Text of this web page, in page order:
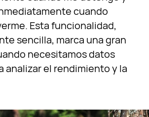
cuando
Esta funcionalidad,
sencilla, marca una gran
necesitamos datos
analizar el rendimiento y la